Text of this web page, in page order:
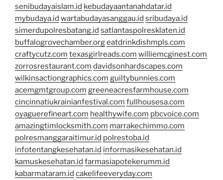
senibudayaislam.id kebudayaantanahdatar.id
mybudaya.id wartabudayasanggau.id sribudaya.id
simerdupolresbatang.id satlantaspolresklaten.id
buffalogrovechamber.orgeatdrinkdishmpls.com
craftycutz.com texasgirlreads.com williemcginest.com
zorrosrestaurant.com davidsonhardscapes.com
wilkinsactiongraphics.com guiltybunnies.com
acemgmtgroup.com greeneacresfarmhouse.com
cincinnatiukrainianfestival.com fullhousesa.com
oyaguerefineart.com healthywife.com pbcvoice.com
amazingtimlocksmith.com marrakechimmo.com
polresmanggaraitimur.id polrestoba.id
infotentangkesehatan.id informasikesehatan.id
kamuskesehatan.id farmasiapotekerumm.id
kabarmataram.id cakelifeeveryday.com